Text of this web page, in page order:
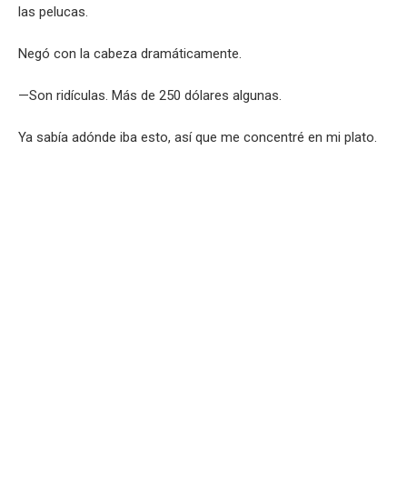
las pelucas.
Negó con la cabeza dramáticamente.
—Son ridículas. Más de 250 dólares algunas.
Ya sabía adónde iba esto, así que me concentré en mi plato.